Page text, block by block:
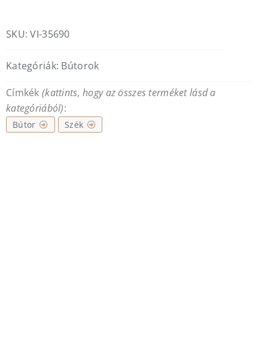
mennyiség
SKU:VI-35690
Kategóriák: Bútorok
Címkék (kattints, hogy az összes terméket lásd a
kategóriából):
Bútor Szék